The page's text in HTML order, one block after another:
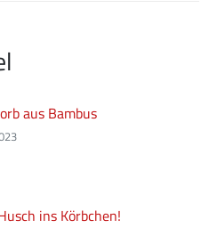
aus Bambus
ins Körbchen!